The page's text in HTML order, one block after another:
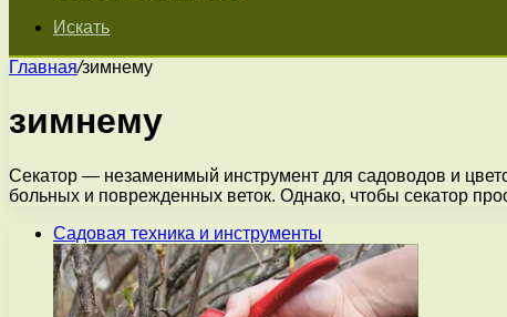
Искать
Главная/зимнему
зимнему
Секатор — незаменимый инструмент для садоводов и
больных и поврежденных веток. Однако, чтобы секатор
Садовая техника и инструменты